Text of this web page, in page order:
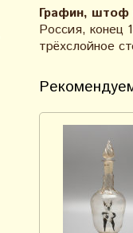
Графин, штоф
Россия, конец
трёхслойное